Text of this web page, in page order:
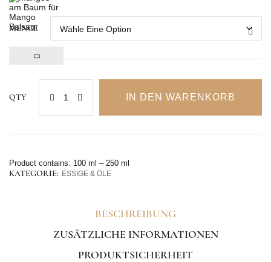
MENGE
QTY IN DEN WARENKORB
Product contains: 100 ml – 250 ml
KATEGORIE: ESSIGE & ÖLE
BESCHREIBUNG
ZUSÄTZLICHE INFORMATIONEN
PRODUKTSICHERHEIT